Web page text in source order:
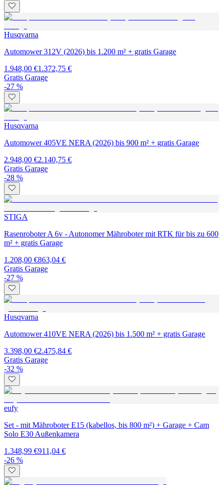
Husqvarna
Automower 312V (2026) bis 1.200 m² + gratis Garage
1.948,00 €1.372,75 €
Gratis Garage
-27 %
Husqvarna
Automower 405VE NERA (2026) bis 900 m² + gratis Garage
2.948,00 €2.140,75 €
Gratis Garage
-28 %
STIGA
Rasenroboter A 6v - Autonomer Mähroboter mit RTK für bis zu 600
m² + gratis Garage
1.208,00 €863,04 €
Gratis Garage
-27 %
Husqvarna
Automower 410VE NERA (2026) bis 1.500 m² + gratis Garage
3.398,00 €2.475,84 €
Gratis Garage
-32 %
eufy
Set - mit Mähroboter E15 (kabellos, bis 800 m²) + Garage + Cam
Solo E30 Außenkamera
1.348,99 €911,04 €
-26 %